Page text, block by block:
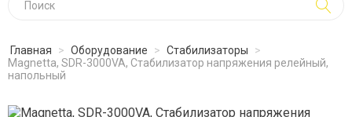
Главная > Оборудование > Стабилизаторы
>
Magnetta, SDR-3000VA, Стабилизатор напряжения релейный,
напольный